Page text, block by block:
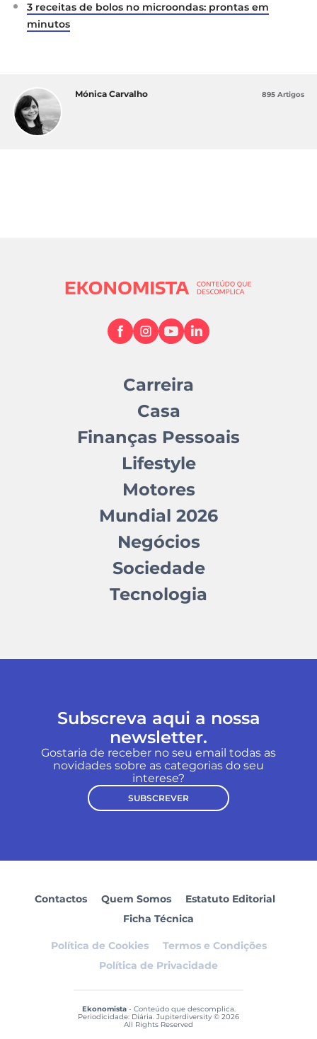
3 receitas de bolos no microondas: prontas em
minutos
Mónica Carvalho 895 Artigos
Carreira
Casa
Finanças Pessoais
Lifestyle
Motores
Mundial 2026
Negócios
Sociedade
Tecnologia
Subscreva aqui a nossa
newsletter.
Gostaria de receber no seu email todas as
novidades sobre as categorias do seu
interese?
SUBSCREVER
Contactos Quem Somos
Estatuto Editorial
Ficha Técnica
Política de Cookies
Termos e Condições
Política de Privacidade
Ekonomista- Conteúdo que descomplica.
Periodicidade: Diária. Jupiterdiversity © 2026
All Rights Reserved